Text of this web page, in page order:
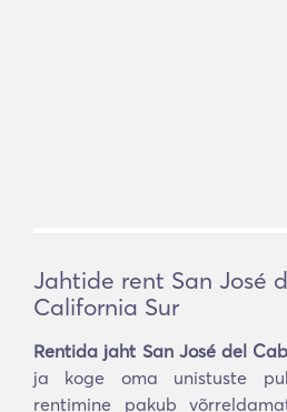
Jahtide rent San José
California Sur
Rentida jaht San José del
ja koge oma unistuste
rentimine pakub